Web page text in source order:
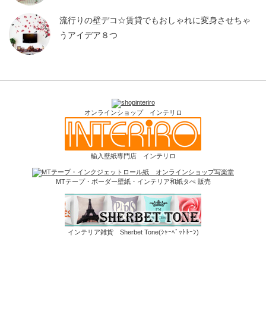
流行りの壁デコ☆賃貸でもおしゃれに変身させちゃ
うアイデア８つ
オンラインショップ インテリロ
輸入壁紙専門店 インテリロ
MTテープ・ボーダー壁紙・インテリア和紙タぺ 販売
インテリア雑貨 Sherbet Tone(ｼｬｰﾍﾞｯﾄﾄｰﾝ)